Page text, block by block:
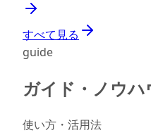
すべて見る
guide
ガイド・ノウハ
使い方・活用法